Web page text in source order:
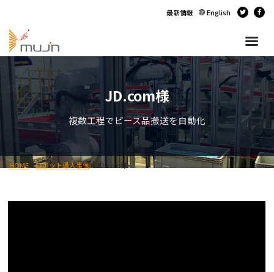
最新情報 English
JD.com様
複数工程でピース品搬送を自動化
HOME >ロボット導入事例> JD.com様